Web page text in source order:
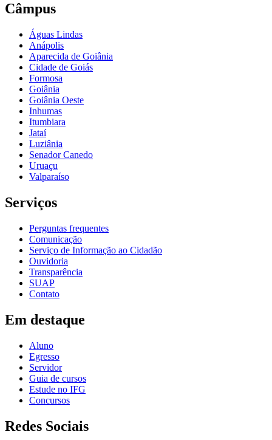
Câmpus
Águas Lindas
Anápolis
Aparecida de Goiânia
Cidade de Goiás
Formosa
Goiânia
Goiânia Oeste
Inhumas
Itumbiara
Jataí
Luziânia
Senador Canedo
Uruaçu
Valparaíso
Serviços
Perguntas frequentes
Comunicação
Serviço de Informação ao Cidadão
Ouvidoria
Transparência
SUAP
Contato
Em destaque
Aluno
Egresso
Servidor
Guia de cursos
Estude no IFG
Concursos
Redes Sociais